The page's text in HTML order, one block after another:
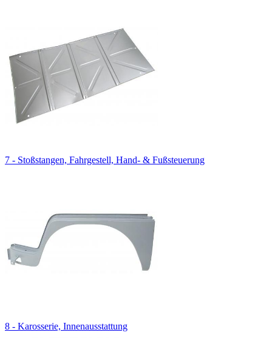
7 - Stoßstangen, Fahrgestell, Hand- & Fußsteuerung
8 - Karosserie, Innenausstattung